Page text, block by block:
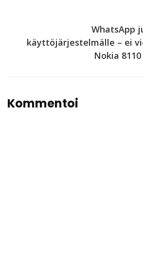
WhatsApp
käyttöjärjestelmälle – ei
Nokia
Kommentoi